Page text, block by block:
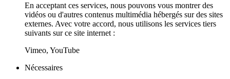
En acceptant ces services, nous pouvons vous montrer des
vidéos ou d'autres contenus multimédia hébergés sur des sites
externes. Avec votre accord, nous utilisons les services tiers
suivants sur ce site internet :
Vimeo, YouTube
Nécessaires